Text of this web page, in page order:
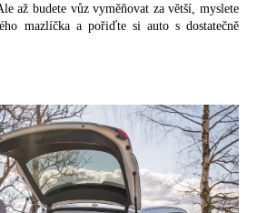
až budete vůz vyměňovat za větší, myslete
mazlíčka a pořiďte si auto s dostatečně